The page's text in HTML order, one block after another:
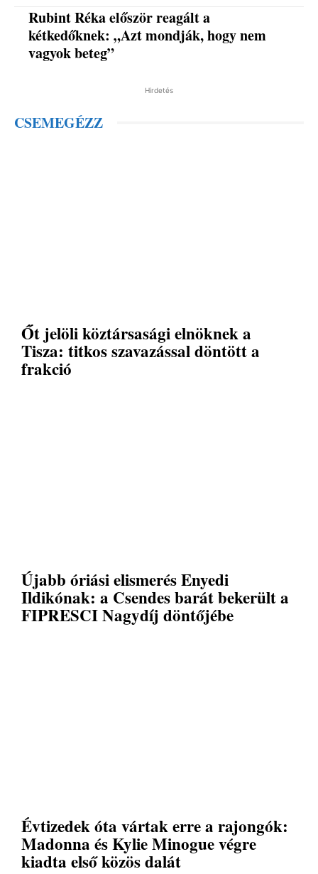
Rubint Réka először reagált a
kétkedőknek: „Azt mondják, hogy nem
vagyok beteg”
Hirdetés
CSEMEGÉZZ
Őt jelöli köztársasági elnöknek a
Tisza: titkos szavazással döntött a
frakció
Újabb óriási elismerés Enyedi
Ildikónak: a Csendes barát bekerült a
FIPRESCI Nagydíj döntőjébe
Évtizedek óta vártak erre a rajongók:
Madonna és Kylie Minogue végre
kiadta első közös dalát